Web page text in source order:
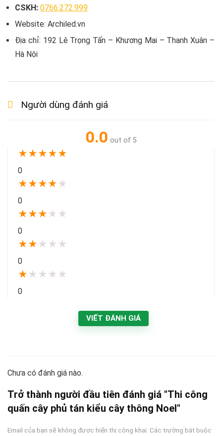
CSKH: 0766.272.999
Website: Archiled.vn
Địa chỉ: 192 Lê Trọng Tấn – Khương Mai – Thanh Xuân –
Hà Nội
Người dùng đánh giá
0.0 out of 5
★★★★★
0
★★★★ ★
0
★★★ ★ ★
0
★★ ★ ★ ★
0
★ ★ ★ ★ ★
0
VIẾT ĐÁNH GIÁ
Chưa có đánh giá nào.
Trở thành người đầu tiên đánh giá "Thi công
quấn cây phủ tán kiểu cây thông Noel"
Email của bạn sẽ không được hiển thị công khai. Các trường bắt buộc